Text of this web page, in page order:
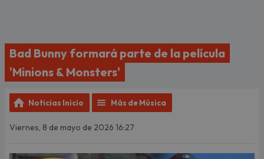
Bad Bunny formará parte de la película
'Minions & Monsters'
Noticias Inicio Más de Música
Viernes, 8 de mayo de 2026 16:27